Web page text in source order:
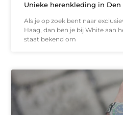
Unieke herenkleding in Den
Als je op zoek bent naar
Haag, dan ben je bij White aan
staat bekend om